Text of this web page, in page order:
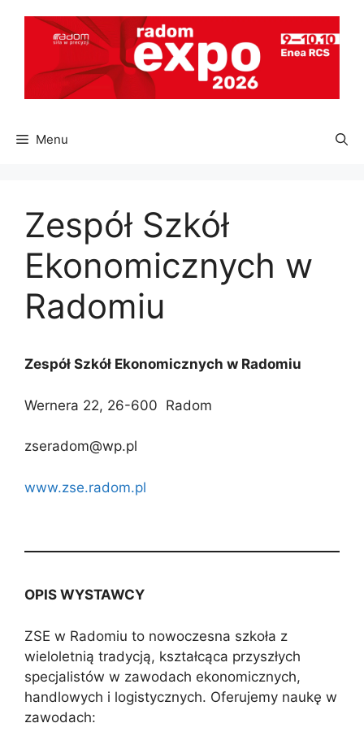
Menu
Zespół Szkół
Ekonomicznych w
Radomiu
Zespół Szkół Ekonomicznych w Radomiu
Wernera 22, 26-600 Radom
zseradom@wp.pl
www.zse.radom.pl
OPIS WYSTAWCY
ZSE w Radomiu to nowoczesna szkoła z
wieloletnią tradycją, kształcąca przyszłych
specjalistów w zawodach ekonomicznych,
handlowych i logistycznych. Oferujemy naukę w
zawodach: